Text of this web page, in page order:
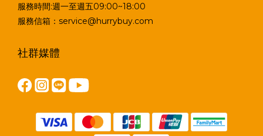
服務時間:週一至週五09:00~18:00
服務信箱：service@hurrybuy.com
社群媒體